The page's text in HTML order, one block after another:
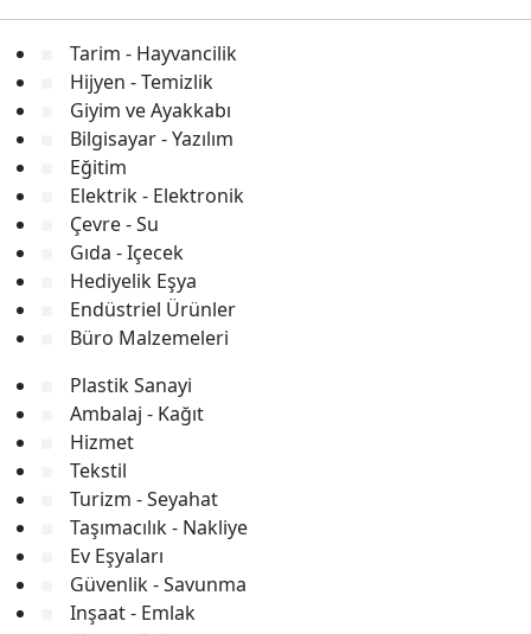
Tarim - Hayvancilik
Hijyen - Temizlik
Giyim ve Ayakkabı
Bilgisayar - Yazılım
Eğitim
Elektrik - Elektronik
Çevre - Su
Gıda - Içecek
Hediyelik Eşya
Endüstriel Ürünler
Büro Malzemeleri
Plastik Sanayi
Ambalaj - Kağıt
Hizmet
Tekstil
Turizm - Seyahat
Taşımacılık - Nakliye
Ev Eşyaları
Güvenlik - Savunma
Inşaat - Emlak